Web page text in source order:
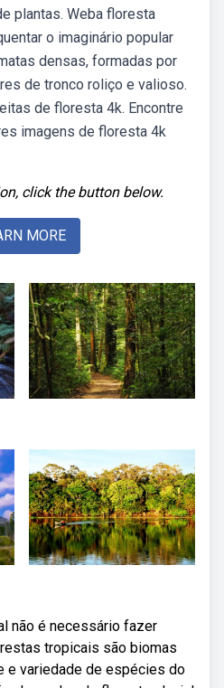
plantas. Weba floresta
o imaginário popular
densas, formadas por
de tronco roliço e valioso.
de floresta 4k. Encontre
imagens de floresta 4k
click the button below.
MORE
não é necessário fazer
tropicais são biomas
e variedade de espécies do